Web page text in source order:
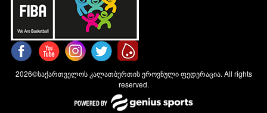
2026©საქართველოს კალათბურთის ეროვნული ფედერაცია. All rights
reserved.